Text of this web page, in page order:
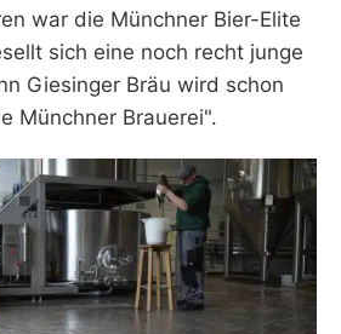
war die Münchner Bier-Elite
sich eine noch recht junge
Giesinger Bräu wird schon
Münchner Brauerei".